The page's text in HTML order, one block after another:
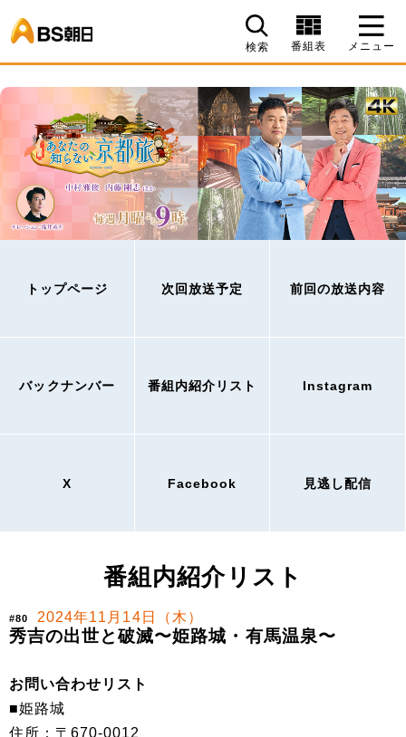
検索 番組表 メニュー
トップページ 次回放送予定 前回の放送内容
バックナンバー 番組内紹介リスト Instagram
X Facebook 見逃し配信
番組内紹介リスト
#80 2024年11月14日（木）
秀吉の出世と破滅〜姫路城・有馬温泉〜
お問い合わせリスト
■姫路城
住所：〒670-0012